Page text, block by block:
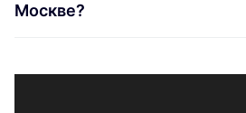
Москве?